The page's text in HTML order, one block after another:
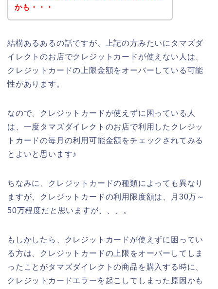
かも・・・
結構あるあるの話ですが、上記の方みたいにタマズダ
イレクトのお店でクレジットカードが使えない人は、
クレジットカードの上限金額をオーバーしている可能
性があります。
なので、クレジットカードが使えずに困っている人
は、一度タマズダイレクトのお店で利用したクレジッ
トカードの毎月の利用可能金額をチェックされてみる
とよいと思います♪
ちなみに、クレジットカードの種類によっても異なり
ますが、クレジットカードの利用限度額は、月30万～
50万程度だと思いますが、、、。
もしかしたら、クレジットカードが使えずに困ってい
る方は、クレジットカードの上限をオーバーしてしま
ったことがタマズダイレクトの商品を購入する時に、
クレジットカードエラーを起こしてしまった原因かも